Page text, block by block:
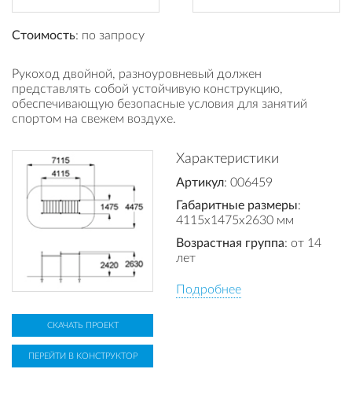
Стоимость: по запросу
Рукоход двойной, разноуровневый должен
представлять собой устойчивую конструкцию,
обеспечивающую безопасные условия для занятий
спортом на свежем воздухе.
Характеристики
Артикул: 006459
Габаритные размеры:
4115x1475x2630 мм
Возрастная группа: от 14
лет
Подробнее
СКАЧАТЬ ПРОЕКТ
ПЕРЕЙТИ В КОНСТРУКТОР